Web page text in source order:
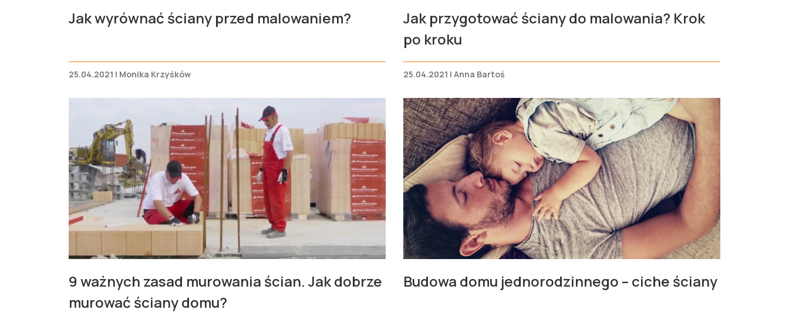
Jak wyrównać ściany przed malowaniem?
25.04.2021 | Monika Krzyśków
Jak przygotować ściany do malowania? Krok
po kroku
25.04.2021 | Anna Bartoś
9 ważnych zasad murowania ścian. Jak dobrze
murować ściany domu?
Budowa domu jednorodzinnego – ciche ściany